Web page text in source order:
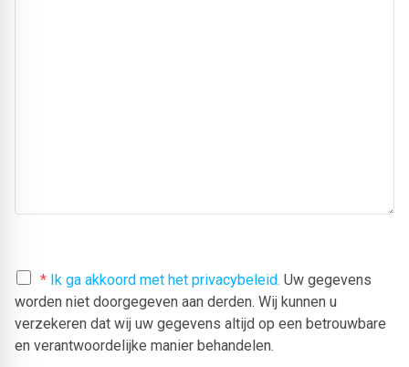
* Ik ga akkoord met het privacybeleid. Uw gegevens
worden niet doorgegeven aan derden. Wij kunnen u
verzekeren dat wij uw gegevens altijd op een betrouwbare
en verantwoordelijke manier behandelen.